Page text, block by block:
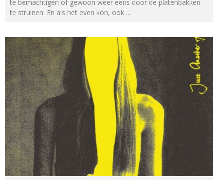
te bemachtigen of gewoon weer eens door de platenbakken
te struinen. En als het even kon, ook ...